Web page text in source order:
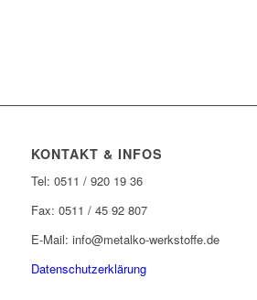
KONTAKT & INFOS
Tel: 0511 / 920 19 36
Fax: 0511 / 45 92 807
E-Mail: info@metalko-werkstoffe.de
Datenschutzerklärung